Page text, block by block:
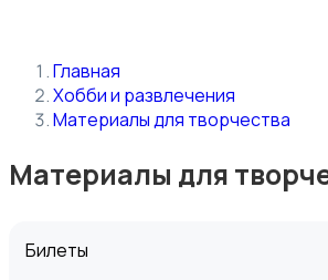
Главная
Хобби и развлечения
Материалы для творчества
Материалы для
Билеты